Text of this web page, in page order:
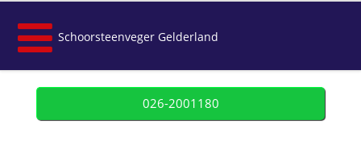
Schoorsteenveger Gelderland
026-2001180